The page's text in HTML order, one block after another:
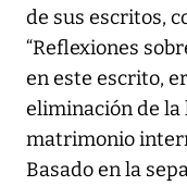
de sus escritos,
“Reflexiones
en este escrito,
eliminación de la
matrimonio
Basado en la